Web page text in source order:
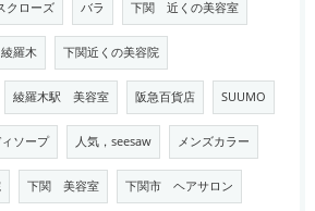
クローズ バラ 下関 近くの美容室
羅木 下関近くの美容院
綾羅木駅 美容室 阪急百貨店 SUUMO
ソープ 人気，seesaw メンズカラー
下関 美容室 下関市 ヘアサロン